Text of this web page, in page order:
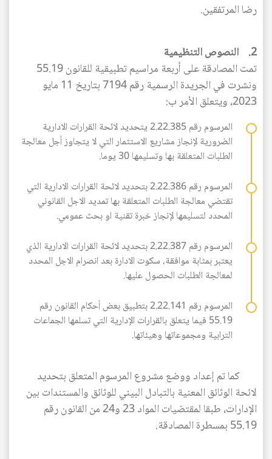
رضا المرتفقين.
2. النصوص التنظيمية
تمت المصادقة على أربعة مراسيم تطبيقية للقانون 55.19
ونشرت في الجريدة الرسمية رقم 7194 بتاريخ 11 مايو
2023، ويتعلق الأمر ب:
المرسوم رقم 2.22.385 يتحديد لائحة القرارات الادارية
الضرورية لإنجاز مشاريع الاستثمار التي لا يتجاوز أجل معالجة
الطلبات المتعلقة بها وتسليمها 30 يوما.
المرسوم رقم 2.22.386 بتحديد لائحة القرارات الادارية التي
تقتضي معالجة الطلبات المتعلقة بها تمديد الاجل القانوني
المحدد لتسليمها لإنجاز خبرة تقنية او بحث عمومي.
المرسوم رقم 2.22.387 بتحديد لائحة القرارات الادارية الذي
يعتبر بمثابة موافقة، سكوت الادارة بعد انصرام الاجل المحدد
لمعالجة الطلبات الحصول عليها.
المرسوم رقم 2.22.141 بتطبيق بعض أحكام القانون رقم
55.19 فيما يتعلق بالقرارات الإدارية التي تسلمها الجماعات
الترابية ومجموعاتها وهيئاتها.
كما تم إعداد ووضع مشروع المرسوم المتعلق بتحديد
لائحة الوثائق المعنية بالتبادل البيني للوثائق والمستندات بين
الإدارات، طبقا لمقتضيات المواد 23 و24 من القانون رقم
55.19 بمسطرة المصادقة.